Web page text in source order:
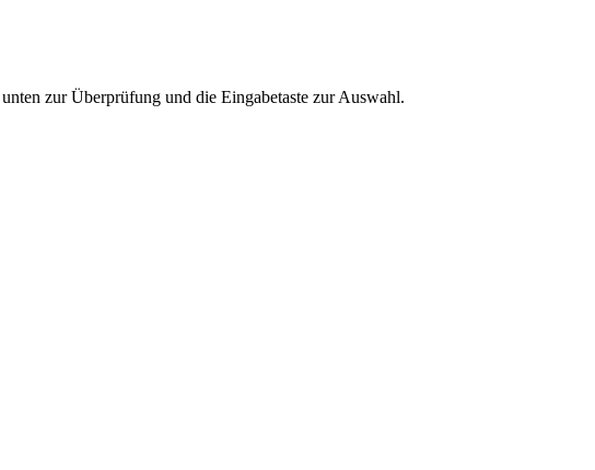
zur Überprüfung und die Eingabetaste zur Auswahl.